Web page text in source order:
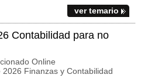
ver temario
Contabilidad para no
Online
Finanzas y Contabilidad